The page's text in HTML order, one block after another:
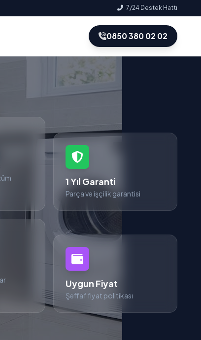
7/24 Destek Hattı
0850 380 02 02
1 Yıl Garanti
Parça ve işçilik garantisi
Uygun Fiyat
Şeffaf fiyat politikası